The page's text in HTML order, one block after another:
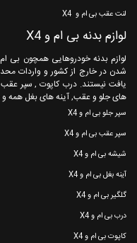
لنت عقب بی ام و X4
لوازم بدنه بی ام و X4
شدن در خارج از کشور و واردات
یافت نیستند. درب کاپوت , سپر
های جلو و عقب, آینه های بغل همه و
سپر جلو بی ام و X4
سپر عقب بی ام و X4
شیشه بی ام و X4
آینه بغل بی ام و X4
گلگیر بی ام و X4
درب بی ام و X4
کاپوت بی ام و X4